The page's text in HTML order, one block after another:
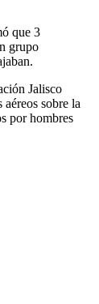
que 3
grupo
Jalisco
sobre la
por hombres